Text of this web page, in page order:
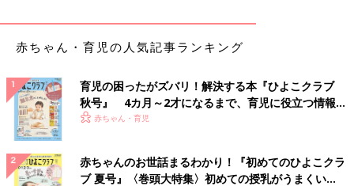
赤ちゃん・育児の人気記事ランキング
育児の困ったがズバリ！解決する本『ひよこクラブ
秋号』 4カ月～2才になるまで、育児に役立つ情報が
いっぱい！
赤ちゃん・育児
赤ちゃんのお世話まるわかり！『初めてのひよこクラ
ブ 夏号』〈巻頭大特集〉初めての授乳がうまくい